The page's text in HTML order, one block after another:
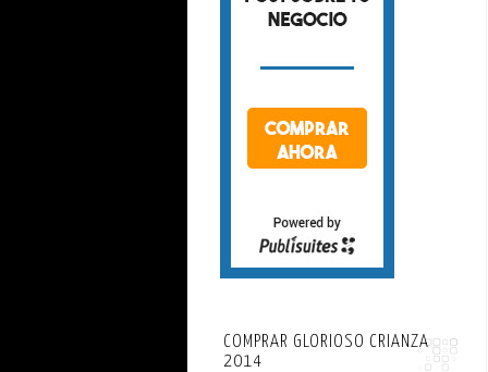
COMPRAR GLORIOSO CRIANZA
2014